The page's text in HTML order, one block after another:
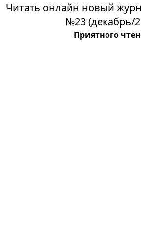
Читать онлайн новый
№23 (декабрь/
Приятного